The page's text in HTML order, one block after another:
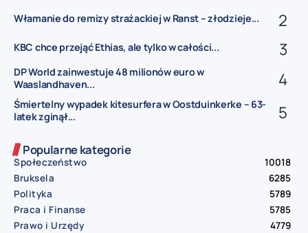
Włamanie do remizy strażackiej w Ranst – złodzieje...
KBC chce przejąć Ethias, ale tylko w całości...
DP World zainwestuje 48 milionów euro w
Waaslandhaven...
Śmiertelny wypadek kitesurfera w Oostduinkerke – 63-
latek zginął...
Popularne kategorie
Społeczeństwo
10018
Bruksela
6285
Polityka
5789
Praca i Finanse
5785
Prawo i Urzędy
4779